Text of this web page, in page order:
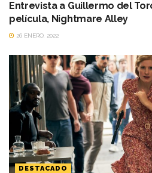
Entrevista a Guillermo del
película, Nightmare Alley
26 ENERO, 2022
DESTACADO